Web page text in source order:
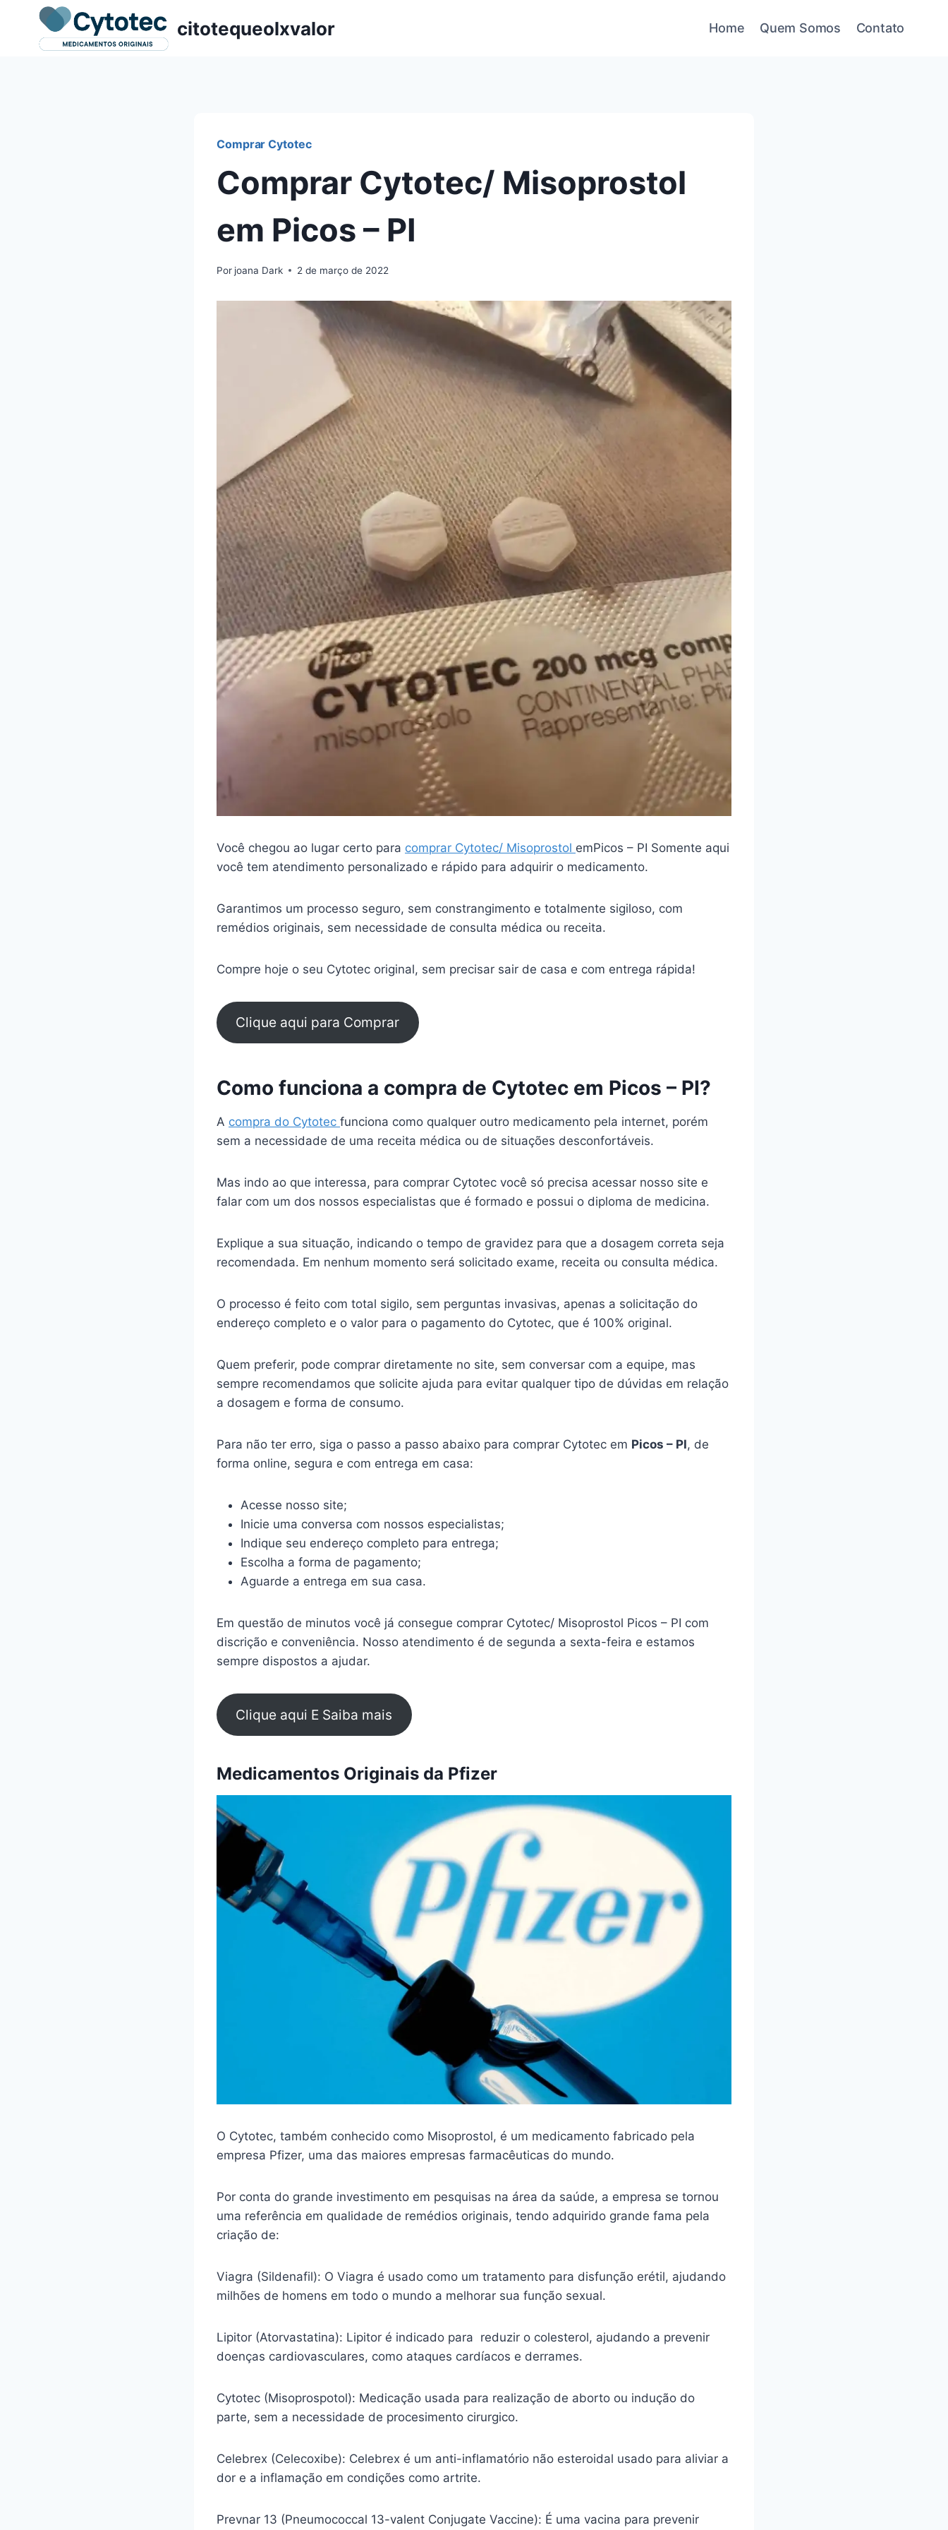
citotequeolxvalor Home Quem Somos Contato
Comprar Cytotec
Comprar Cytotec/ Misoprostol
em Picos – PI
Por joana Dark 2 de março de 2022
Você chegou ao lugar certo para comprar Cytotec/ Misoprostol emPicos – PI Somente aqui
você tem atendimento personalizado e rápido para adquirir o medicamento.
Garantimos um processo seguro, sem constrangimento e totalmente sigiloso, com
remédios originais, sem necessidade de consulta médica ou receita.
Compre hoje o seu Cytotec original, sem precisar sair de casa e com entrega rápida!
Clique aqui para Comprar
Como funciona a compra de Cytotec em Picos – PI?
A compra do Cytotec funciona como qualquer outro medicamento pela internet, porém
sem a necessidade de uma receita médica ou de situações desconfortáveis.
Mas indo ao que interessa, para comprar Cytotec você só precisa acessar nosso site e
falar com um dos nossos especialistas que é formado e possui o diploma de medicina.
Explique a sua situação, indicando o tempo de gravidez para que a dosagem correta seja
recomendada. Em nenhum momento será solicitado exame, receita ou consulta médica.
O processo é feito com total sigilo, sem perguntas invasivas, apenas a solicitação do
endereço completo e o valor para o pagamento do Cytotec, que é 100% original.
Quem preferir, pode comprar diretamente no site, sem conversar com a equipe, mas
sempre recomendamos que solicite ajuda para evitar qualquer tipo de dúvidas em relação
a dosagem e forma de consumo.
Para não ter erro, siga o passo a passo abaixo para comprar Cytotec em Picos – PI, de
forma online, segura e com entrega em casa:
Acesse nosso site;
Inicie uma conversa com nossos especialistas;
Indique seu endereço completo para entrega;
Escolha a forma de pagamento;
Aguarde a entrega em sua casa.
Em questão de minutos você já consegue comprar Cytotec/ Misoprostol Picos – PI com
discrição e conveniência. Nosso atendimento é de segunda a sexta-feira e estamos
sempre dispostos a ajudar.
Clique aqui E Saiba mais
Medicamentos Originais da Pfizer
O Cytotec, também conhecido como Misoprostol, é um medicamento fabricado pela
empresa Pfizer, uma das maiores empresas farmacêuticas do mundo.
Por conta do grande investimento em pesquisas na área da saúde, a empresa se tornou
uma referência em qualidade de remédios originais, tendo adquirido grande fama pela
criação de:
Viagra (Sildenafil): O Viagra é usado como um tratamento para disfunção erétil, ajudando
milhões de homens em todo o mundo a melhorar sua função sexual.
Lipitor (Atorvastatina): Lipitor é indicado para reduzir o colesterol, ajudando a prevenir
doenças cardiovasculares, como ataques cardíacos e derrames.
Cytotec (Misoprospotol): Medicação usada para realização de aborto ou indução do
parte, sem a necessidade de procesimento cirurgico.
Celebrex (Celecoxibe): Celebrex é um anti-inflamatório não esteroidal usado para aliviar a
dor e a inflamação em condições como artrite.
Prevnar 13 (Pneumococcal 13-valent Conjugate Vaccine): É uma vacina para prevenir